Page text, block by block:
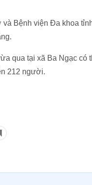
Bệnh viện Đa khoa
qua tại xã Ba Ngạc
212 người.